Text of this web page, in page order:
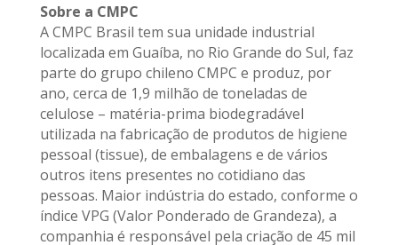
Sobre a CMPC
A CMPC Brasil tem sua unidade industrial
localizada em Guaíba, no Rio Grande do Sul, faz
parte do grupo chileno CMPC e produz, por
ano, cerca de 1,9 milhão de toneladas de
celulose – matéria-prima biodegradável
utilizada na fabricação de produtos de higiene
pessoal (tissue), de embalagens e de vários
outros itens presentes no cotidiano das
pessoas. Maior indústria do estado, conforme o
índice VPG (Valor Ponderado de Grandeza), a
companhia é responsável pela criação de 45 mil